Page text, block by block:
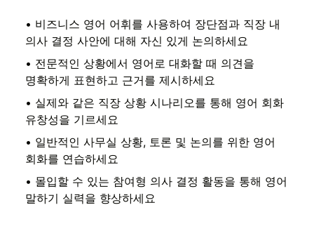
• 비즈니스 영어 어휘를 사용하여 장단점과 직장 내
의사 결정 사안에 대해 자신 있게 논의하세요
• 전문적인 상황에서 영어로 대화할 때 의견을
명확하게 표현하고 근거를 제시하세요
• 실제와 같은 직장 상황 시나리오를 통해 영어 회화
유창성을 기르세요
• 일반적인 사무실 상황, 토론 및 논의를 위한 영어
회화를 연습하세요
• 몰입할 수 있는 참여형 의사 결정 활동을 통해 영어
말하기 실력을 향상하세요